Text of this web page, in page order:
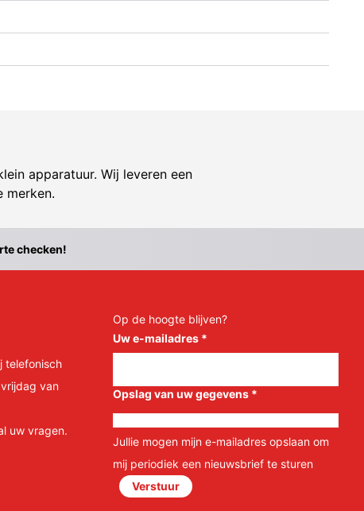
apparatuur. Wij leveren een
merken.
checken!
telefonisch
van
uw vragen.
Op de hoogte blijven?
Uw e-mailadres *
Opslag van uw gegevens *
Jullie mogen mijn e-mailadres opslaan om
mij periodiek een nieuwsbrief te sturen
Verstuur